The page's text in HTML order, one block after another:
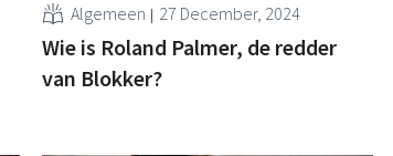
Algemeen 27 December, 2024
Wie is Roland Palmer, de redder
van Blokker?